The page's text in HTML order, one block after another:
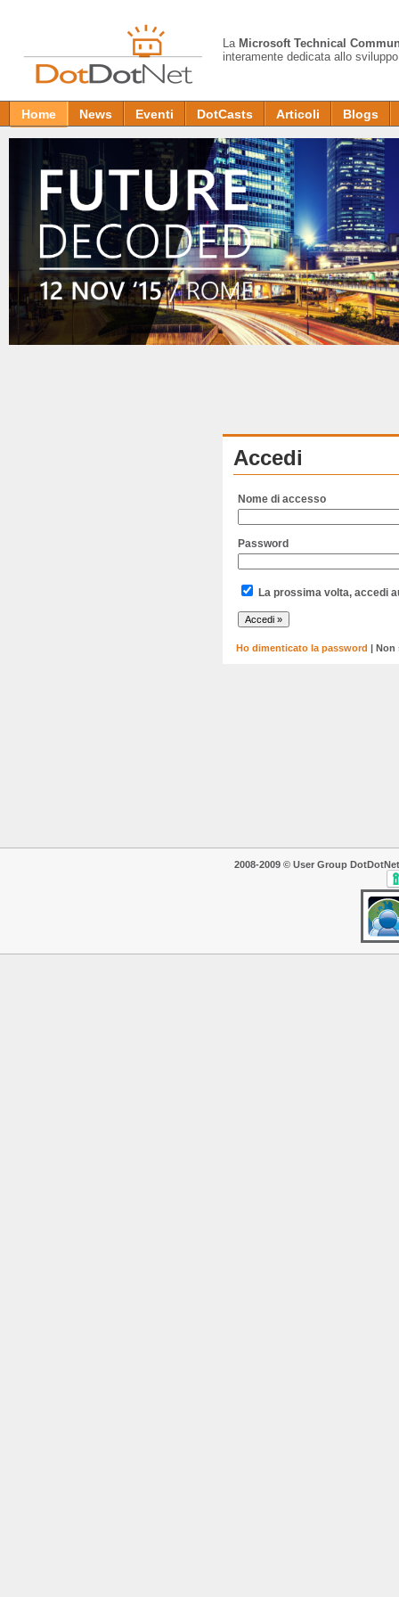
La Microsoft Technical
interamente dedicata allo
Home News Eventi DotCasts Articoli Blogs
Accedi
Nome di accesso
Password
La prossima volta, accedi
Ho dimenticato la password |
2008-2009 © User Group